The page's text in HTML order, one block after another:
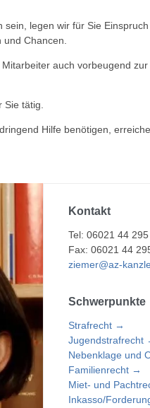
sein, legen wir für Sie
Chancen.
auch vorbeugend
tätig.
Hilfe benötigen,
Kontakt
Tel: 06021 44 295
Fax: 06021 44
ziemer@az-
Schwerpunkte
Strafrecht →
Jugendstrafrecht
Nebenklage und
Familienrecht →
Miet- und
Inkasso/